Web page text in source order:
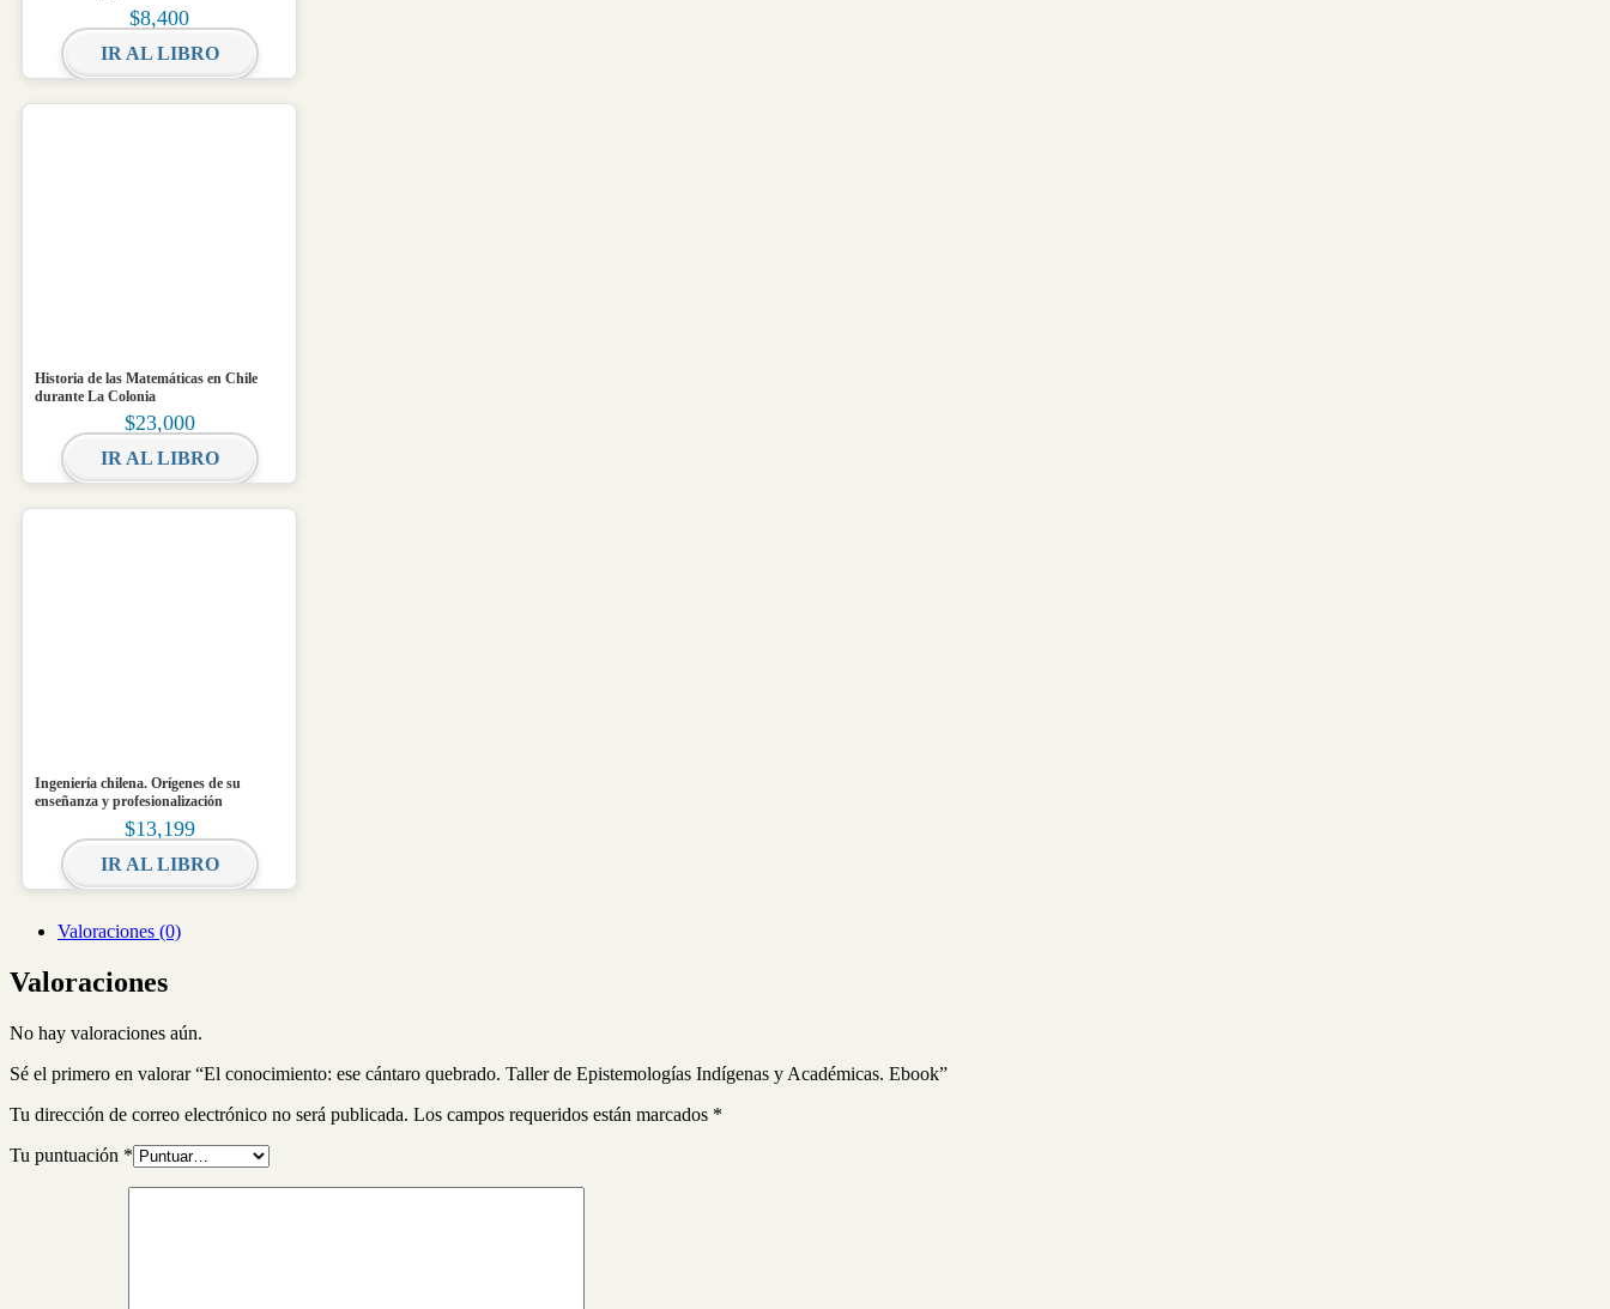
$8,400
IR AL LIBRO
Historia de las Matemáticas en Chile
durante La Colonia
$23,000
IR AL LIBRO
Ingeniería chilena. Orígenes de su
enseñanza y profesionalización
$13,199
IR AL LIBRO
Valoraciones (0)
Valoraciones
No hay valoraciones aún.
Sé el primero en valorar “El conocimiento: ese cántaro quebrado. Taller de Epistemologías Indígenas y Académicas. Ebook”
Tu dirección de correo electrónico no será publicada. Los campos requeridos están marcados *
Tu puntuación *